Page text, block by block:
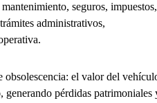
seguros, impuestos,
administrativos,
obsolescencia: el valor del
generando pérdidas patrimoniales